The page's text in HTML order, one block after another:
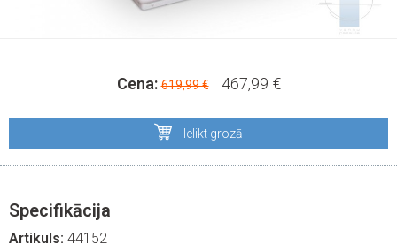
Cena:619,99 € 467,99 €
Ielikt grozā
Specifikācija
Artikuls: 44152